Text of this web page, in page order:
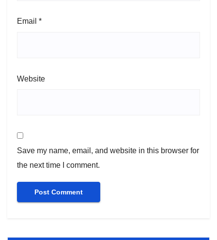
Email *
Website
Save my name, email, and website in this browser for
the next time I comment.